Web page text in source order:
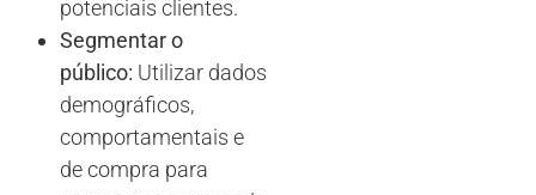
potenciais clientes.
Segmentar o
público: Utilizar dados
demográficos,
comportamentais e
de compra para